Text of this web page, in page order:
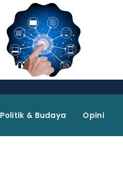
Politik & Budaya Opini